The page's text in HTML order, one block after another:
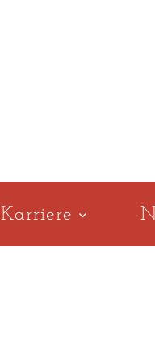
Karriere